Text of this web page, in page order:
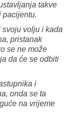
takve
pacijentu.
volju i kada
pristanak
se ne može
da će se odbiti
i
onda se ta
na vrijeme